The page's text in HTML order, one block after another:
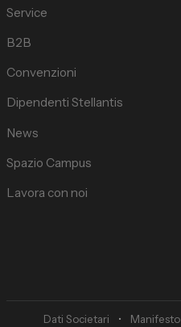
Service
B2B
Convenzioni
Dipendenti Stellantis
News
Spazio Campus
Lavora con noi
Dati Societari • Manifesto